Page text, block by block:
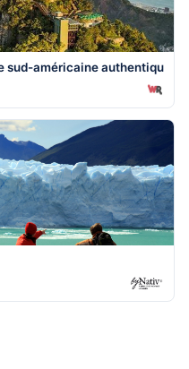
sud-américaine authentiqu